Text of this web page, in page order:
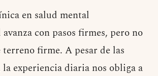
en salud mental
con pasos firmes, pero no
firme. A pesar de las
experiencia diaria nos obliga a